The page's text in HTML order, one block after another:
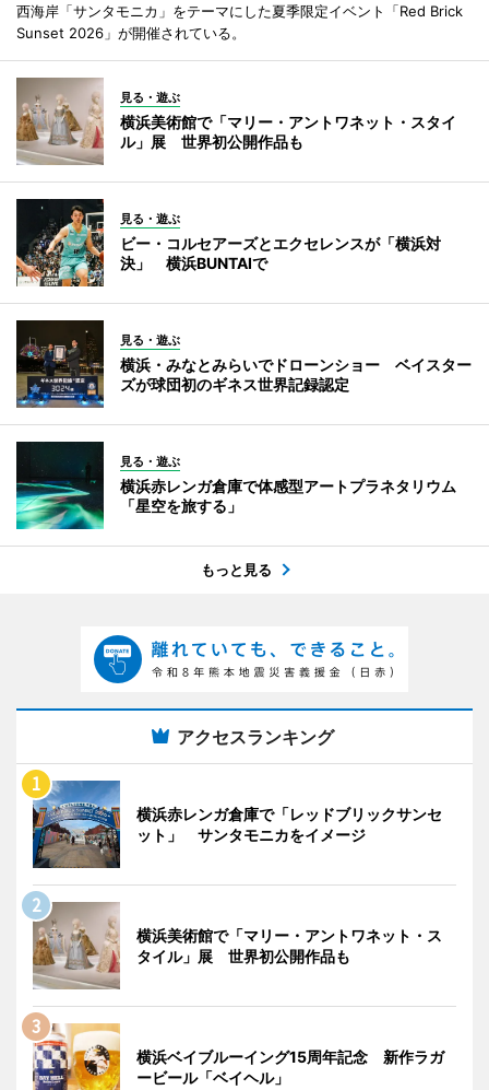
西海岸「サンタモニカ」をテーマにした夏季限定イベント「Red Brick
Sunset 2026」が開催されている。
見る・遊ぶ
横浜美術館で「マリー・アントワネット・スタイ
ル」展 世界初公開作品も
見る・遊ぶ
ビー・コルセアーズとエクセレンスが「横浜対
決」 横浜BUNTAIで
見る・遊ぶ
横浜・みなとみらいでドローンショー ベイスター
ズが球団初のギネス世界記録認定
見る・遊ぶ
横浜赤レンガ倉庫で体感型アートプラネタリウム
「星空を旅する」
もっと見る
アクセスランキング
横浜赤レンガ倉庫で「レッドブリックサンセ
ット」 サンタモニカをイメージ
横浜美術館で「マリー・アントワネット・ス
タイル」展 世界初公開作品も
横浜ベイブルーイング15周年記念 新作ラガ
ービール「ベイヘル」